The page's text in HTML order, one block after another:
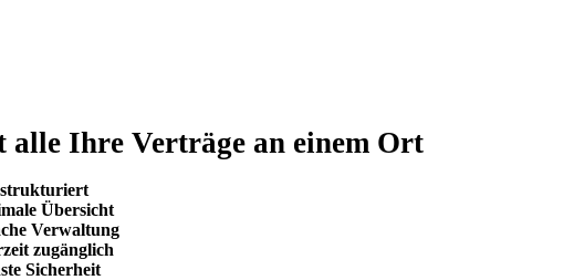
Ihre Verträge an einem Ort
Übersicht
Verwaltung
zugänglich
Sicherheit